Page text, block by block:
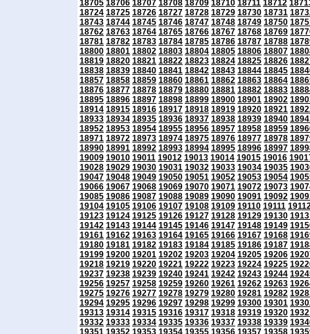
18705 18706 18707 18708 18709 18710 18711 18712
18724 18725 18726 18727 18728 18729 18730 18731
18743 18744 18745 18746 18747 18748 18749 18750
18762 18763 18764 18765 18766 18767 18768 18769
18781 18782 18783 18784 18785 18786 18787 18788
18800 18801 18802 18803 18804 18805 18806 18807
18819 18820 18821 18822 18823 18824 18825 18826
18838 18839 18840 18841 18842 18843 18844 18845
18857 18858 18859 18860 18861 18862 18863 18864
18876 18877 18878 18879 18880 18881 18882 18883
18895 18896 18897 18898 18899 18900 18901 18902
18914 18915 18916 18917 18918 18919 18920 18921
18933 18934 18935 18936 18937 18938 18939 18940
18952 18953 18954 18955 18956 18957 18958 18959
18971 18972 18973 18974 18975 18976 18977 18978
18990 18991 18992 18993 18994 18995 18996 18997
19009 19010 19011 19012 19013 19014 19015 19016
19028 19029 19030 19031 19032 19033 19034 19035
19047 19048 19049 19050 19051 19052 19053 19054
19066 19067 19068 19069 19070 19071 19072 19073
19085 19086 19087 19088 19089 19090 19091 19092
19104 19105 19106 19107 19108 19109 19110 19111
19123 19124 19125 19126 19127 19128 19129 19130
19142 19143 19144 19145 19146 19147 19148 19149
19161 19162 19163 19164 19165 19166 19167 19168
19180 19181 19182 19183 19184 19185 19186 19187
19199 19200 19201 19202 19203 19204 19205 19206
19218 19219 19220 19221 19222 19223 19224 19225
19237 19238 19239 19240 19241 19242 19243 19244
19256 19257 19258 19259 19260 19261 19262 19263
19275 19276 19277 19278 19279 19280 19281 19282
19294 19295 19296 19297 19298 19299 19300 19301
19313 19314 19315 19316 19317 19318 19319 19320
19332 19333 19334 19335 19336 19337 19338 19339
19351 19352 19353 19354 19355 19356 19357 19358